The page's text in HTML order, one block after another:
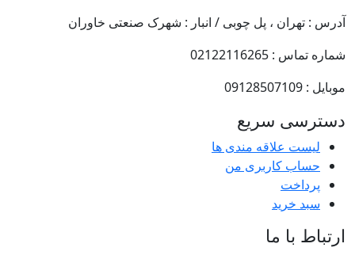
آدرس : تهران ، پل چوبی / انبار : شهرک صنعتی خاوران
شماره تماس : 02122116265
موبایل : 09128507109
دسترسی سریع
لیست علاقه مندی ها
حساب کاربری من
پرداخت
سبد خرید
ارتباط با ما